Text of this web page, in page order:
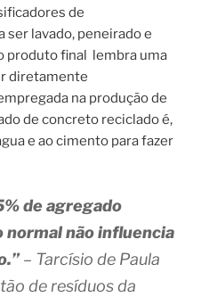
de
ser lavado, peneirado e
produto final lembra uma
diretamente
na produção de
de concreto reciclado é,
e ao cimento para fazer
de agregado
normal não influencia
– Tarcísio de Paula
de resíduos da